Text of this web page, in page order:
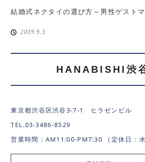
結婚式ネクタイの選び方～男性ゲスト
2019.9.5
HANABISHI渋
東京都渋谷区渋谷3-7-1 ヒラゼンビル
TEL.03-3486-8529
営業時間：AM11:00-PM7:30 （定休日：